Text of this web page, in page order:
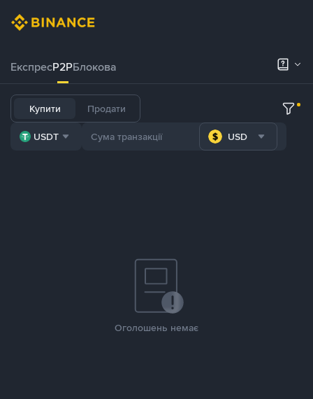
ЕкспресP2PБлокова
Купити Продати
USDT USD
Оголошень немає